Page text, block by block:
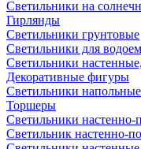
Светильники на
Гирлянды
Светильники грунтовые
Светильники для
Светильники
Декоративные фигуры
Светильники
Торшеры
Светильники настенно-
Светильник настенно-